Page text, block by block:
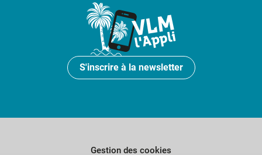
S'inscrire à la newsletter
Gestion des cookies